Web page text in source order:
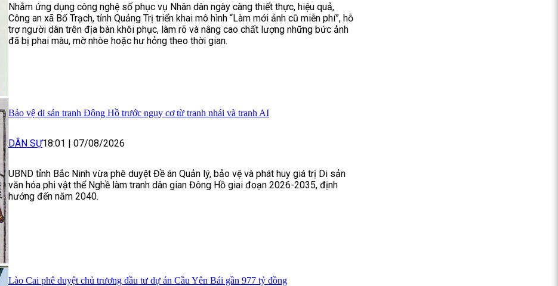
Nhằm ứng dụng công nghệ số phục vụ Nhân dân ngày càng thiết thực, hiệu quả,
Công an xã Bố Trạch, tỉnh Quảng Trị triển khai mô hình “Làm mới ảnh cũ miễn phí”, hỗ
trợ người dân trên địa bàn khôi phục, làm rõ và nâng cao chất lượng những bức ảnh
đã bị phai màu, mờ nhòe hoặc hư hỏng theo thời gian.
Bảo vệ di sản tranh Đông Hồ trước nguy cơ từ tranh nhái và tranh AI
DÂN SỰ18:01 07/08/2026
UBND tỉnh Bắc Ninh vừa phê duyệt Đề án Quản lý, bảo vệ và phát huy giá trị Di sản
văn hóa phi vật thể Nghề làm tranh dân gian Đông Hồ giai đoạn 2026-2035, định
hướng đến năm 2040.
Lào Cai phê duyệt chủ trương đầu tư dự án Cầu Yên Bái gần 977 tỷ đồng